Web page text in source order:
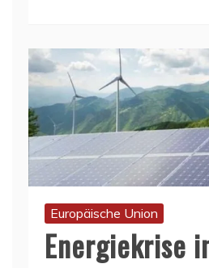
Europäische Union
Energiekrise